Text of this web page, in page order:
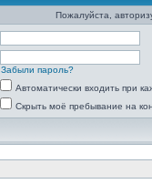
Пожалуйста,
Забыли пароль?
Автоматически входить при
Скрыть моё пребывание на